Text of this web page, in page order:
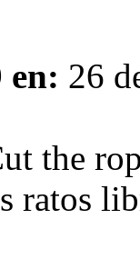
en: 26
the
ratos